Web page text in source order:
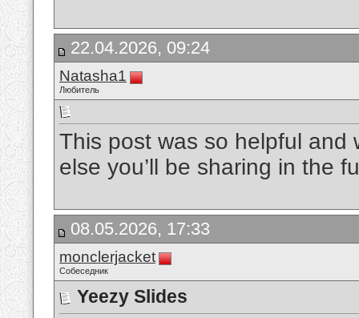
22.04.2026, 09:24
Natasha1
Любитель
This post was so helpful and
else you’ll be sharing in the
08.05.2026, 17:33
monclerjacket
Собеседник
Yeezy Slides